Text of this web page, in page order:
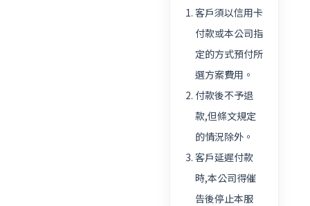
客戶須以信用卡
付款或本公司指
定的方式預付所
選方案費用。
付款後不予退
款,但條文規定
的情況除外。
客戶延遲付款
時,本公司得催
告後停止本服